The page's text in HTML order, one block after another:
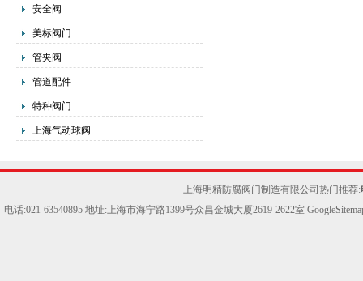
安全阀
美标阀门
管夹阀
管道配件
特种阀门
上海气动球阀
上海明精防腐阀门制造有限公司热门推荐:
电话:021-63540895 地址:上海市海宁路1399号众昌金城大厦2619-2622室